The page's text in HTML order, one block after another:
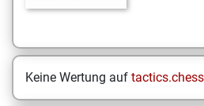
Keine Wertung auf